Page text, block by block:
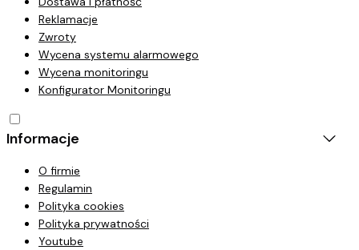
Reklamacje
Zwroty
Wycena systemu alarmowego
Wycena monitoringu
Konfigurator Monitoringu
Informacje
O firmie
Regulamin
Polityka cookies
Polityka prywatności
Youtube